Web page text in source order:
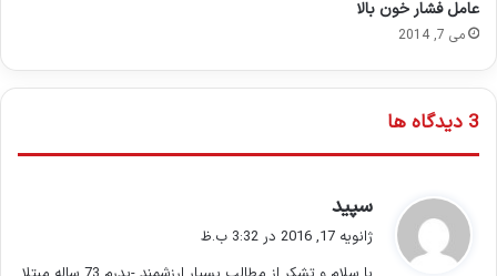
عامل فشار خون بالا
می 7, 2014
‫3 دیدگاه ها
سپید
ف ژانویه 17, 2016 در 3:32 ب.ظ